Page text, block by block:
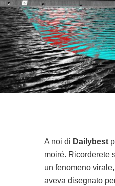
A noi di Dailybest
moiré. Ricorderete
un fenomeno
aveva disegnato